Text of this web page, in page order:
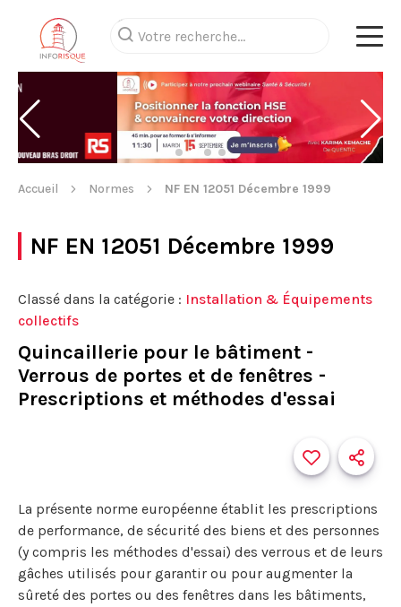
Accueil Normes NF EN 12051 Décembre 1999
NF EN 12051 Décembre 1999
Classé dans la catégorie : Installation & Équipements
collectifs
Quincaillerie pour le bâtiment -
Verrous de portes et de fenêtres -
Prescriptions et méthodes d'essai
La présente norme européenne établit les prescriptions
de performance, de sécurité des biens et des personnes
(y compris les méthodes d'essai) des verrous et de leurs
gâches utilisés pour garantir ou pour augmenter la
sûreté des portes ou des fenêtres dans les bâtiments,